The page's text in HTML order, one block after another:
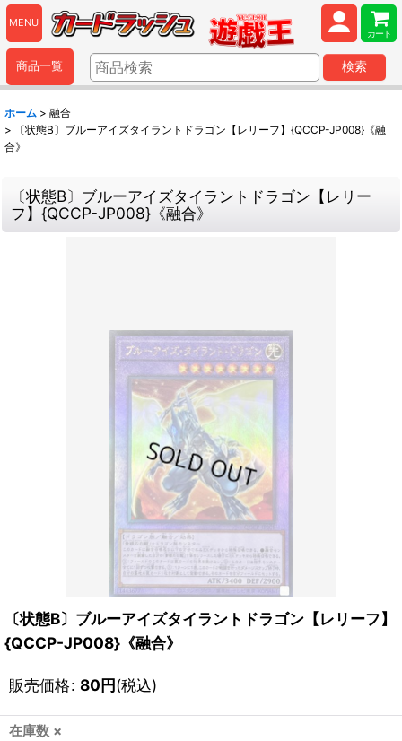
MENU
カート
商品一覧 検索
ホーム > 融合
>
〔状態B〕ブルーアイズタイラントドラゴン【レリーフ】{QCCP-JP008}《融
合》
〔状態B〕ブルーアイズタイラントドラゴン【レリー
フ】{QCCP-JP008}《融合》
〔状態B〕ブルーアイズタイラントドラゴン【レリーフ】
{QCCP-JP008}《融合》
販売価格: 80円(税込)
在庫数 ×